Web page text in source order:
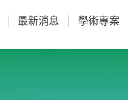
最新消息 學術專案